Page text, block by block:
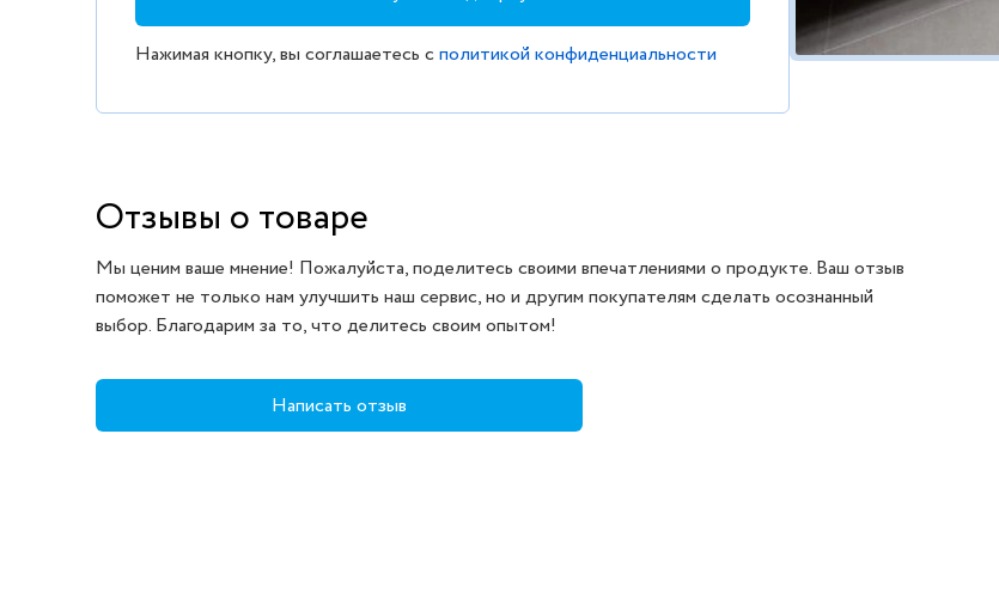
Нажимая кнопку, вы соглашаетесь сполитикой конфиденциальности
Отзывы о товаре
Мы ценим ваше мнение! Пожалуйста, поделитесь своими впечатлениями о продукте. Ваш отзыв
поможет не только нам улучшить наш сервис, но и другим покупателям сделать осознанный
выбор. Благодарим за то, что делитесь своим опытом!
Написать отзыв